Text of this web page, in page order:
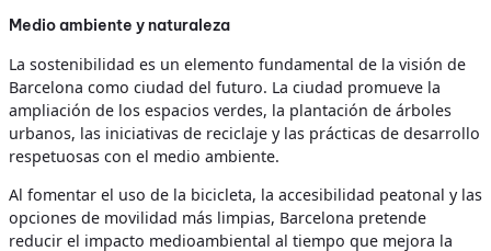
Medio ambiente y naturaleza
La sostenibilidad es un elemento fundamental de la visión de
Barcelona como ciudad del futuro. La ciudad promueve la
ampliación de los espacios verdes, la plantación de árboles
urbanos, las iniciativas de reciclaje y las prácticas de desarrollo
respetuosas con el medio ambiente.
Al fomentar el uso de la bicicleta, la accesibilidad peatonal y las
opciones de movilidad más limpias, Barcelona pretende
reducir el impacto medioambiental al tiempo que mejora la